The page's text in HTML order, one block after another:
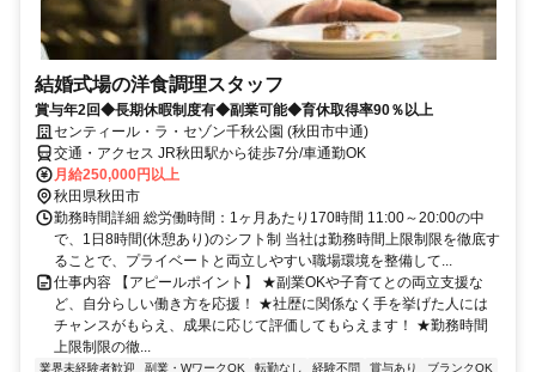
結婚式場の洋食調理スタッフ
賞与年2回◆長期休暇制度有◆副業可能◆育休取得率90％以上
センティール・ラ・セゾン千秋公園 (秋田市中通)
交通・アクセス JR秋田駅から徒歩7分/車通勤OK
月給250,000円以上
秋田県秋田市
勤務時間詳細 総労働時間：1ヶ月あたり170時間 11:00～20:00の中
で、1日8時間(休憩あり)のシフト制 当社は勤務時間上限制限を徹底す
ることで、プライベートと両立しやすい職場環境を整備して...
仕事内容 【アピールポイント】 ★副業OKや子育てとの両立支援な
ど、自分らしい働き方を応援！ ★社歴に関係なく手を挙げた人には
チャンスがもらえ、成果に応じて評価してもらえます！ ★勤務時間
上限制限の徹...
業界未経験者歓迎 副業・WワークOK 転勤なし 経験不問 賞与あり ブランクOK